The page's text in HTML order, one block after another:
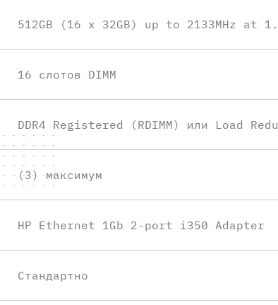
512GB (16 x 32GB) up to 2133MHz at
16 слотов DIMM
DDR4 Registered (RDIMM) или Load
(3) максимум
HP Ethernet 1Gb 2-port i350 Adapter
Стандартно